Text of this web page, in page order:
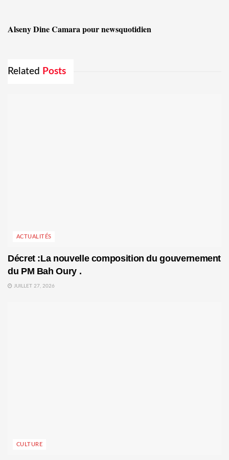
Alseny Dine Camara pour newsquotidien
Related Posts
ACTUALITÉS
Décret :La nouvelle composition du gouvernement
du PM Bah Oury .
JUILLET 27, 2026
CULTURE